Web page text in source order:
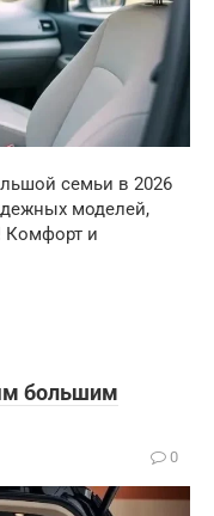
семьи в 2026
моделей,
Комфорт и
большим
0